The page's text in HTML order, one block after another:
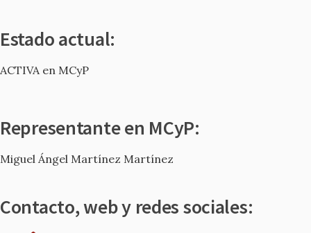
Estado actual:
ACTIVA en MCyP
Representante en MCyP:
Miguel Ángel Martínez Martínez
Contacto, web y redes sociales: